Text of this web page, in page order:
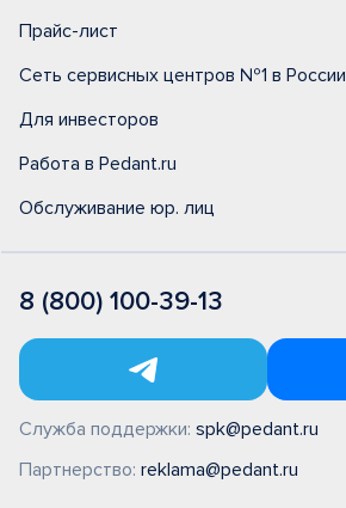
Прайс-лист
Сеть сервисных центров №1 в России
Для инвесторов
Работа в Pedant.ru
Обслуживание юр. лиц
8 (800) 100-39-13
Служба поддержки: spk@pedant.ru
Партнерство: reklama@pedant.ru